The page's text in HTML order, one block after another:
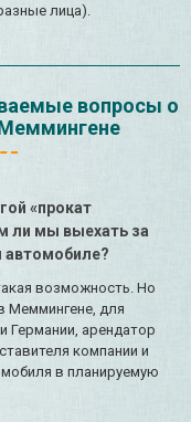
лица).
вопросы о
«прокат
ли мы выехать за
автомобиле?
возможность. Но
Меммингене, для
Германии, арендатор
компании и
в планируемую